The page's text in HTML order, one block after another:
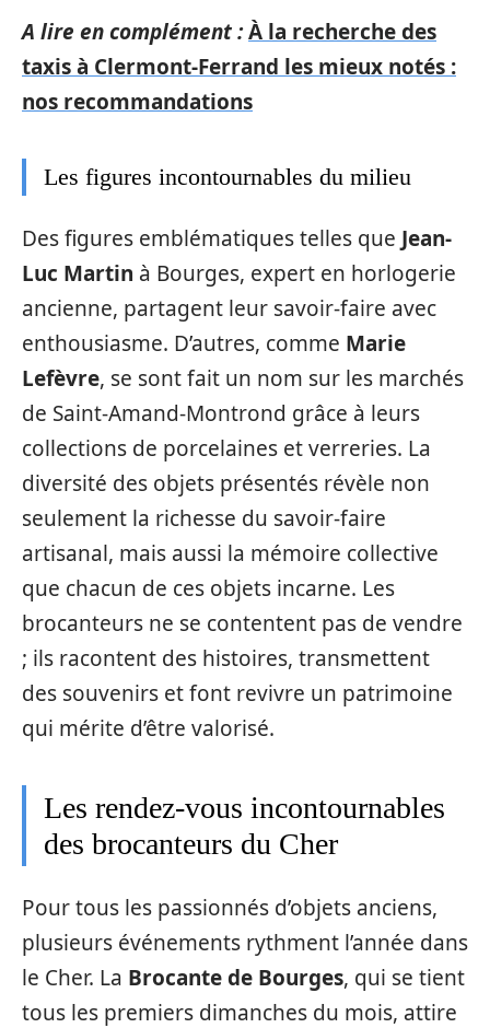
A lire en complément :À la recherche des
taxis à Clermont-Ferrand les mieux notés :
nos recommandations
Les figures incontournables du milieu
Des figures emblématiques telles que Jean-
Luc Martin à Bourges, expert en horlogerie
ancienne, partagent leur savoir-faire avec
enthousiasme. D’autres, comme Marie
Lefèvre, se sont fait un nom sur les marchés
de Saint-Amand-Montrond grâce à leurs
collections de porcelaines et verreries. La
diversité des objets présentés révèle non
seulement la richesse du savoir-faire
artisanal, mais aussi la mémoire collective
que chacun de ces objets incarne. Les
brocanteurs ne se contentent pas de vendre
; ils racontent des histoires, transmettent
des souvenirs et font revivre un patrimoine
qui mérite d’être valorisé.
Les rendez-vous incontournables
des brocanteurs du Cher
Pour tous les passionnés d’objets anciens,
plusieurs événements rythment l’année dans
le Cher. La Brocante de Bourges, qui se tient
tous les premiers dimanches du mois, attire